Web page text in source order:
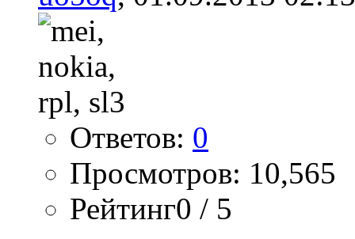
Ответов: 0
Просмотров: 10,565
Рейтинг0 / 5